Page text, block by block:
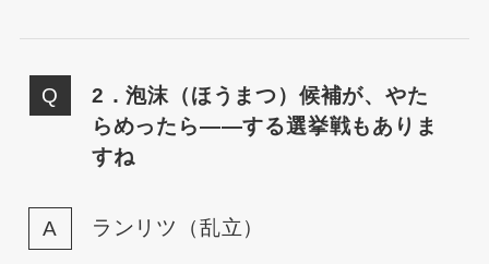
2．泡沫（ほうまつ）候補が、やた
らめったら——する選挙戦もありま
すね
ランリツ（乱立）